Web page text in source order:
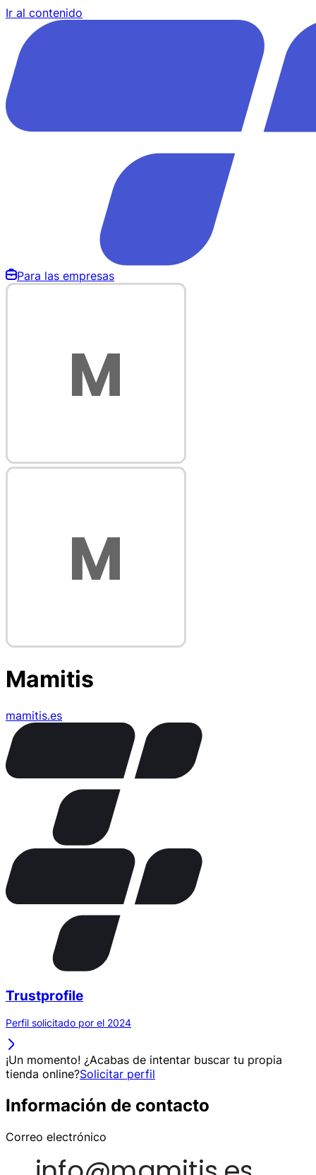
Ir al contenido
Para las empresas
Mamitis
mamitis.es
Trustprofile
Perfil solicitado por el 2024
¡Un momento! ¿Acabas de intentar buscar tu propia
tienda online?Solicitar perfil
Información de contacto
Correo electrónico